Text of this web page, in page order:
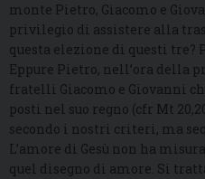
monte Pietro, Giacomo e
privilegio di assistere alla
questa elezione di questi tre?
Eppure Pietro, nell’ora della
fratelli Giacomo e Giovanni
posti nel suo regno (cfr Mt
secondo i nostri criteri, ma
L’amore di Gesù non ha
quel disegno di amore. Si